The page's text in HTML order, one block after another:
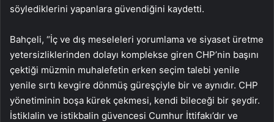
söylediklerini yapanlara güvendiğini kaydetti.
Bahçeli, “İç ve dış meseleleri yorumlama ve siyaset üretme
yetersizliklerinden dolayı komplekse giren CHP’nin başını
çektiği müzmin muhalefetin erken seçim talebi yenile
yenile sırtı kevgire dönmüş güreşçiyle bir ve aynıdır. CHP
yönetiminin boşa kürek çekmesi, kendi bileceği bir şeydir.
İstiklalin ve istikbalin güvencesi Cumhur İttifakı’dır ve